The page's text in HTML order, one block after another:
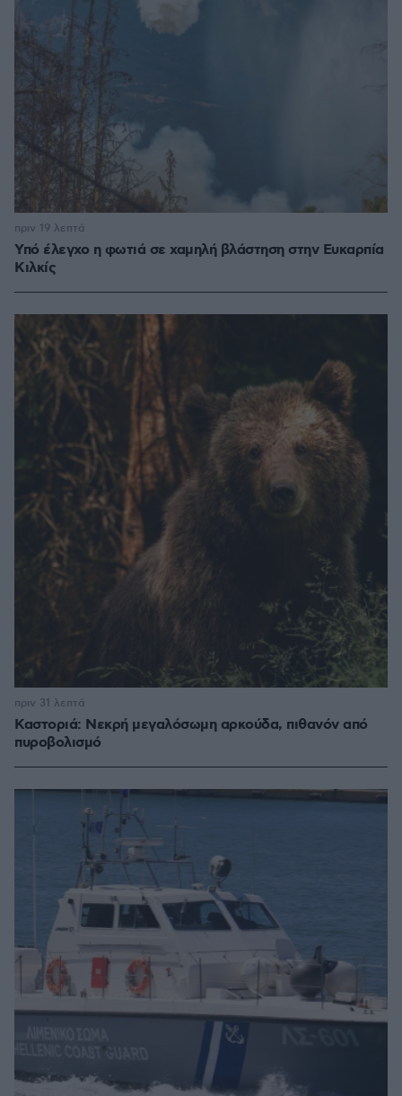
Υπό έλεγχο η φωτιά σε χαμηλή βλάστηση στην Ευκαρπία
Κιλκίς
πριν 19 λεπτά
Καστοριά: Νεκρή μεγαλόσωμη αρκούδα, πιθανόν από
πυροβολισμό
πριν 31 λεπτά